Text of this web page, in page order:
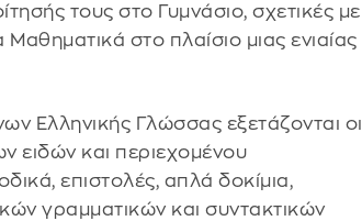
τους στο Γυμνάσιο, σχετικές με
στο πλαίσιο μιας ενιαίας
Ελληνικής Γλώσσας εξετάζονται οι
ειδών και περιεχομένου
επιστολές, απλά δοκίμια,
γραμματικών και συντακτικών